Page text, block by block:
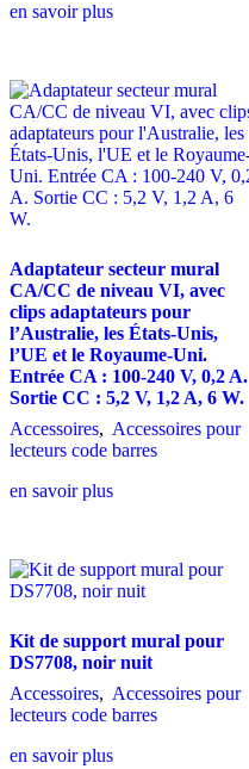
en savoir plus
Adaptateur secteur mural
CA/CC de niveau VI, avec
clips adaptateurs pour
l’Australie, les États-Unis,
l’UE et le Royaume-Uni.
Entrée CA : 100-240 V, 0,2 A.
Sortie CC : 5,2 V, 1,2 A, 6 W.
Accessoires, Accessoires pour
lecteurs code barres
en savoir plus
Kit de support mural pour
DS7708, noir nuit
Accessoires, Accessoires pour
lecteurs code barres
en savoir plus